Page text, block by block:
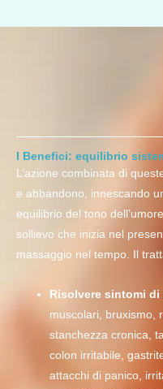
I Benefici: equilibrio
L’azione combinata di
e abbandono, innescando
equilibrio del tono
sollievo che inizia nel
massaggio nel tempo. Il
Risolvere sintomi
muscolari, bruxismo,
stanchezza cronica,
colon irritabile,
attacchi di panico,